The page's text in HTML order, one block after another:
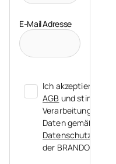
E-Mail Adresse
Ich akzeptiere die
AGB und stimme der
Verarbeitung meiner
Daten gemäß der
der BRANDORA zu.